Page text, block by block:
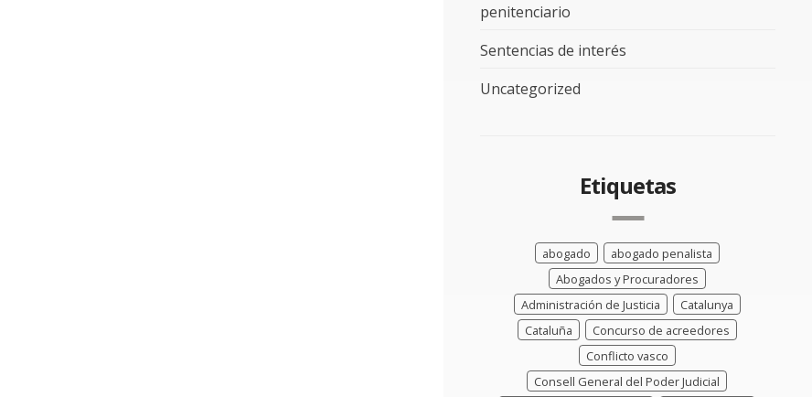
penitenciario
Sentencias de interés
Uncategorized
Etiquetas
abogado
abogado penalista
Abogados y Procuradores
Administración de Justicia
Catalunya
Cataluña
Concurso de acreedores
Conflicto vasco
Consell General del Poder Judicial